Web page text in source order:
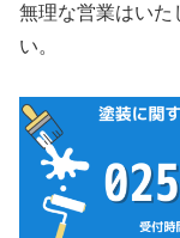
無理な営業はいた
い。